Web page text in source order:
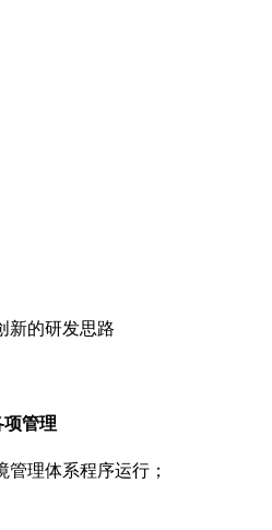
新的研发思路
项管理
理体系程序运行；